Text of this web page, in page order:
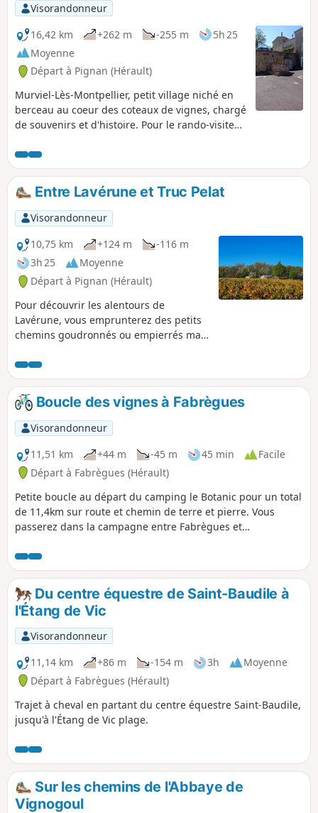
Visorandonneur
16,42 km
+262 m -255 m
5h 25
Moyenne
Départ à Pignan (Hérault)
Murviel-Lès-Montpellier, petit village niché en
berceau au coeur des coteaux de vignes, chargé
de souvenirs et d'histoire. Pour le rando-visiteur
d'aventure, site à découvrir pour mieux aborder
l'avenir.
Entre Lavérune et Truc Pelat
Visorandonneur
10,75 km
+124 m
-116 m
3h 25
Moyenne
Départ à Pignan (Hérault)
Pour découvrir les alentours de
Lavérune, vous emprunterez des petits
chemins goudronnés ou empierrés mais
bois de Truc Pela. La randonnée, facile
dans l'ensemble, demande un peu
d'attention dans le bois, voire même le
GPS.Boucle des vignes à Fabrègues
Visorandonneur
11,51 km
+44 m -45 m 45 min
Facile
Départ à Fabrègues (Hérault)
Petite boucle au départ du camping le Botanic pour un total
de 11,4km sur route et chemin de terre et pierre. Vous
passerez dans la campagne entre Fabrègues et
vignes.
Du centre équestre de Saint-Baudile à
l'Étang de Vic
Visorandonneur
11,14 km
+86 m -154 m 3h
Moyenne
Départ à Fabrègues (Hérault)
Trajet à cheval en partant du centre équestre Saint-Baudile,
jusqu'à l'Étang de Vic plage.
Sur les chemins de l'Abbaye de
Vignogoul